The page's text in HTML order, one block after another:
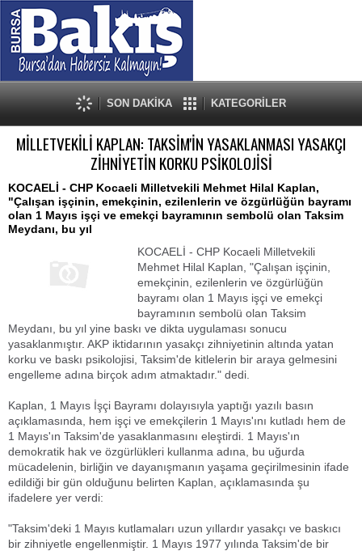
SON DAKİKA KATEGORİLER
MİLLETVEKİLİ KAPLAN: TAKSİM'İN YASAKLANMASI YASAKÇI
ZİHNİYETİN KORKU PSİKOLOJİSİ
KOCAELİ - CHP Kocaeli Milletvekili Mehmet Hilal Kaplan,
"Çalışan işçinin, emekçinin, ezilenlerin ve özgürlüğün bayramı
olan 1 Mayıs işçi ve emekçi bayramının sembolü olan Taksim
Meydanı, bu yıl
KOCAELİ - CHP Kocaeli Milletvekili
Mehmet Hilal Kaplan, "Çalışan işçinin,
emekçinin, ezilenlerin ve özgürlüğün
bayramı olan 1 Mayıs işçi ve emekçi
bayramının sembolü olan Taksim
Meydanı, bu yıl yine baskı ve dikta uygulaması sonucu
yasaklanmıştır. AKP iktidarının yasakçı zihniyetinin altında yatan
korku ve baskı psikolojisi, Taksim'de kitlelerin bir araya gelmesini
engelleme adına birçok adım atmaktadır." dedi.
Kaplan, 1 Mayıs İşçi Bayramı dolayısıyla yaptığı yazılı basın
açıklamasında, hem işçi ve emekçilerin 1 Mayıs'ını kutladı hem de
1 Mayıs'ın Taksim'de yasaklanmasını eleştirdi. 1 Mayıs'ın
demokratik hak ve özgürlükleri kullanma adına, bu uğurda
mücadelenin, birliğin ve dayanışmanın yaşama geçirilmesinin ifade
edildiği bir gün olduğunu belirten Kaplan, açıklamasında şu
ifadelere yer verdi:
"Taksim'deki 1 Mayıs kutlamaları uzun yıllardır yasakçı ve baskıcı
bir zihniyetle engellenmiştir. 1 Mayıs 1977 yılında Taksim'de bir